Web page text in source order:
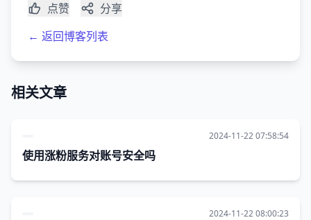
点赞
分享
← 返回博客列表
相关文章
2024-11-22 07:58:54
使用涨粉服务对账号安全吗
2024-11-22 08:00:23